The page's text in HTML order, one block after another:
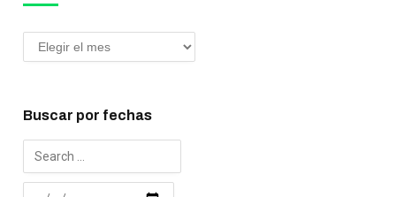
Buscar por fechas